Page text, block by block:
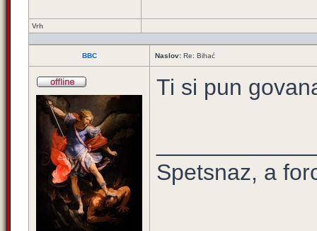
Vrh
BBC Naslov: Re: Bihać
Ti si pun
Spetsnaz, a